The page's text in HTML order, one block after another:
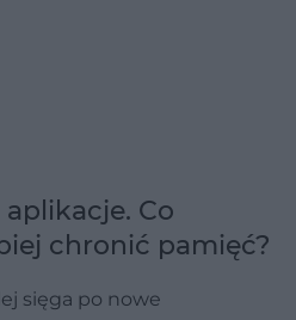
Co
chronić pamięć?
sięga po nowe